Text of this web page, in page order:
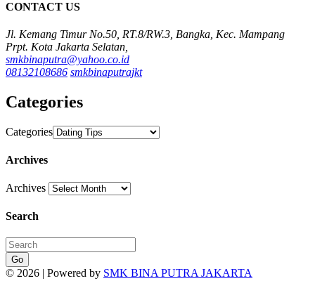
CONTACT US
Jl. Kemang Timur No.50, RT.8/RW.3, Bangka, Kec. Mampang
Prpt. Kota Jakarta Selatan,
smkbinaputra@yahoo.co.id
08132108686 smkbinaputrajkt
Categories
Categories
Archives
Archives
Search
Go
© 2026 | Powered by SMK BINA PUTRA JAKARTA